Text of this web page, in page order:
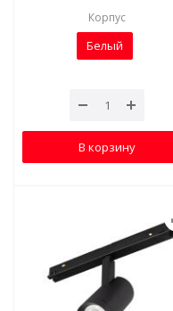
Корпус
Белый
В корзину